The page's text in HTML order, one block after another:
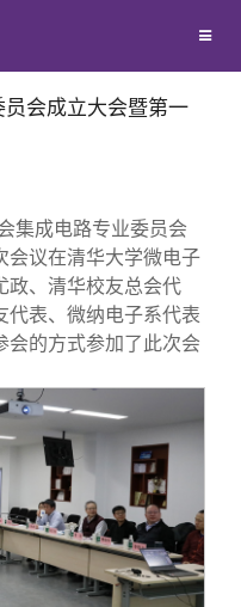
》
会成立大会暨第一
集成电路专业委员会
会议在清华大学微电子
政、清华校友总会代
代表、微纳电子系代表
会的方式参加了此次会